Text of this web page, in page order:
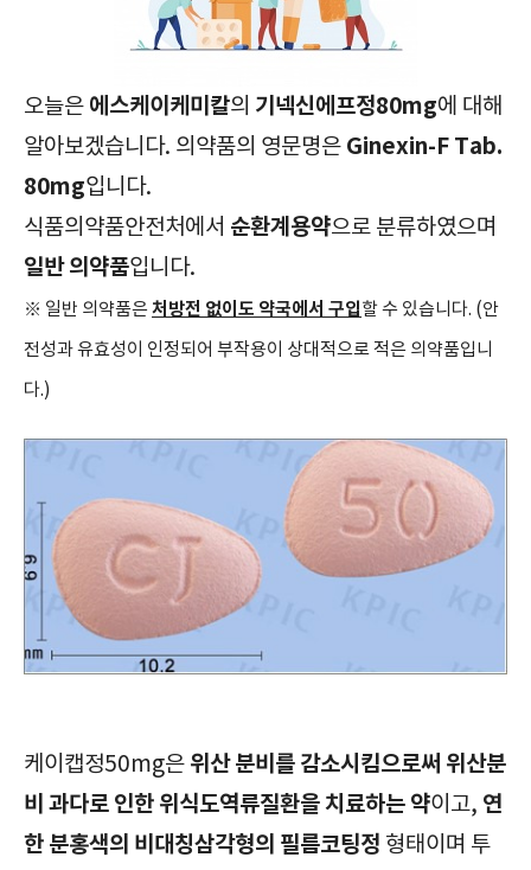
오늘은 에스케이케미칼의 기넥신에프정80mg에 대해
알아보겠습니다. 의약품의 영문명은 Ginexin-F Tab.
80mg입니다.
식품의약품안전처에서 순환계용약으로 분류하였으며
일반 의약품입니다.
※ 일반 의약품은처방전 없이도 약국에서 구입할 수 있습니다. (안
전성과 유효성이 인정되어 부작용이 상대적으로 적은 의약품입니
다.)
케이캡정50mg은 위산 분비를 감소시킴으로써 위산분
비 과다로 인한 위식도역류질환을 치료하는 약이고, 연
한 분홍색의 비대칭삼각형의 필름코팅정 형태이며 투